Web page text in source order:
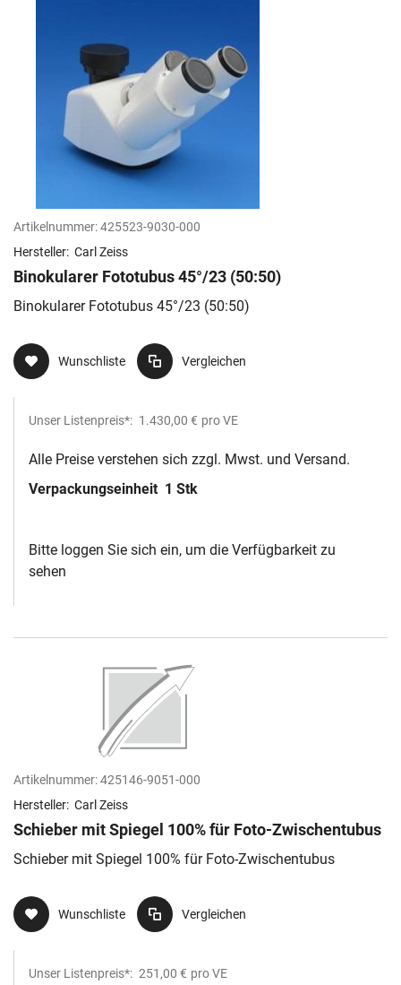
Artikelnummer:425523-9030-000
Hersteller: Carl Zeiss
Binokularer Fototubus 45°/23 (50:50)
Binokularer Fototubus 45°/23 (50:50)
Wunschliste Vergleichen
Unser Listenpreis*: 1.430,00 € pro VE
Alle Preise verstehen sich zzgl. Mwst. und Versand.
Verpackungseinheit 1 Stk
Bitte loggen Sie sich ein, um die Verfügbarkeit zu
sehen
Artikelnummer:425146-9051-000
Hersteller: Carl Zeiss
Schieber mit Spiegel 100% für Foto-Zwischentubus
Schieber mit Spiegel 100% für Foto-Zwischentubus
Wunschliste Vergleichen
Unser Listenpreis*: 251,00 € pro VE